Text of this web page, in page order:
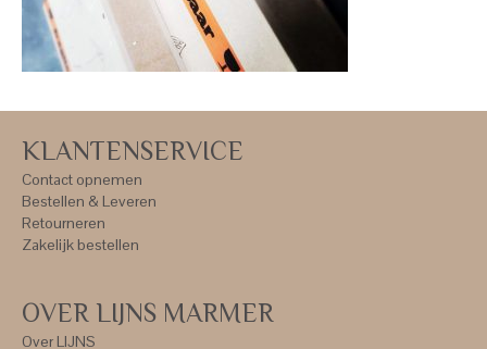
KLANTENSERVICE
Contact opnemen
Bestellen & Leveren
Retourneren
Zakelijk bestellen
OVER LIJNS MARMER
Over LIJNS